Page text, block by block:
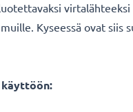
Kyseessä ovat